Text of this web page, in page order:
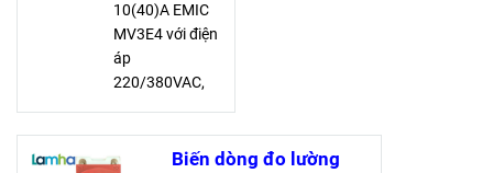
10(40)A EMIC
MV3E4 với điện
áp
220/380VAC,
định 10A và
quá tải 40A,Biến dòng đo lường